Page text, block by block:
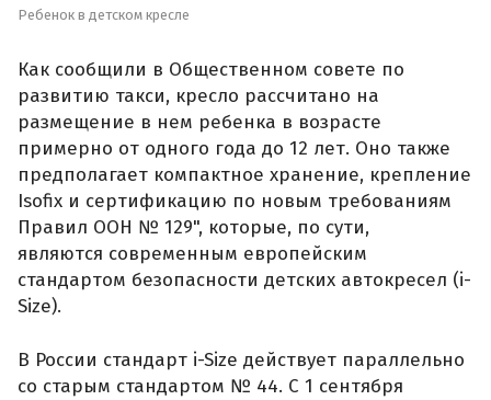
Ребенок в детском кресле
Как сообщили в Общественном совете по
развитию такси, кресло рассчитано на
размещение в нем ребенка в возрасте
примерно от одного года до 12 лет. Оно также
предполагает компактное хранение, крепление
Isofix и сертификацию по новым требованиям
Правил ООН № 129", которые, по сути,
являются современным европейским
стандартом безопасности детских автокресел (i-
Size).
В России стандарт i-Size действует параллельно
со старым стандартом № 44. С 1 сентября